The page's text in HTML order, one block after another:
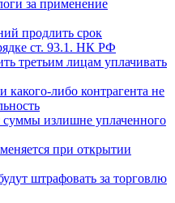
за применение
продлить срок
ст. 93.1. НК РФ
третьим лицам уплачивать
либо контрагента не
суммы излишне уплаченного
при открытии
штрафовать за торговлю